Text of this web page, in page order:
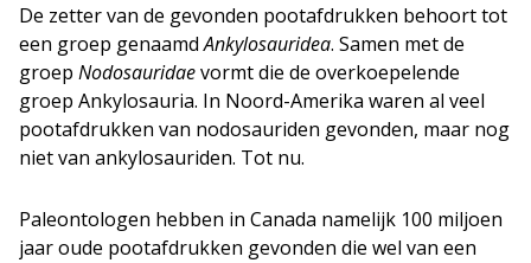
De zetter van de gevonden pootafdrukken behoort tot
een groep genaamdAnkylosauridea. Samen met de
groep Nodosauridaevormt die de overkoepelende
groep Ankylosauria. In Noord-Amerika waren al veel
pootafdrukken van nodosauriden gevonden, maar nog
niet van ankylosauriden. Tot nu.
Paleontologen hebben in Canada namelijk 100 miljoen
jaar oude pootafdrukken gevonden die wel van een